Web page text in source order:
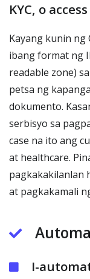
KYC, o
Kayang kunin ng
ibang format ng
readable zone)
petsa ng
dokumento.
serbisyo sa
case na ito ang
at healthcare.
pagkakakilanlan
at pagkakamali
I-